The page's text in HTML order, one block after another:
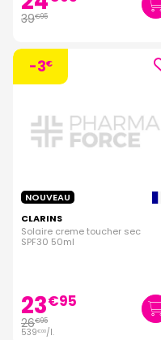
39€95
-3€
NOUVEAU
CLARINS
Solaire creme toucher sec
SPF30 50ml
23€95
26€95
539€00/l.